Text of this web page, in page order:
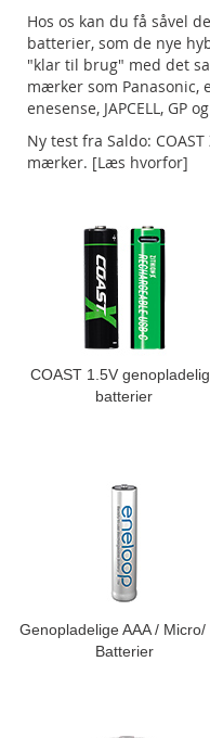
Hos os kan du få såvel
batterier, som de nye
"klar til brug" med det
mærker som Panasonic,
enesense, JAPCELL, GP
Ny test fra Saldo:
mærker. [Læs hvorfor]
COAST 1.5V
batterier
Genopladelige AAA / Micro/
Batterier